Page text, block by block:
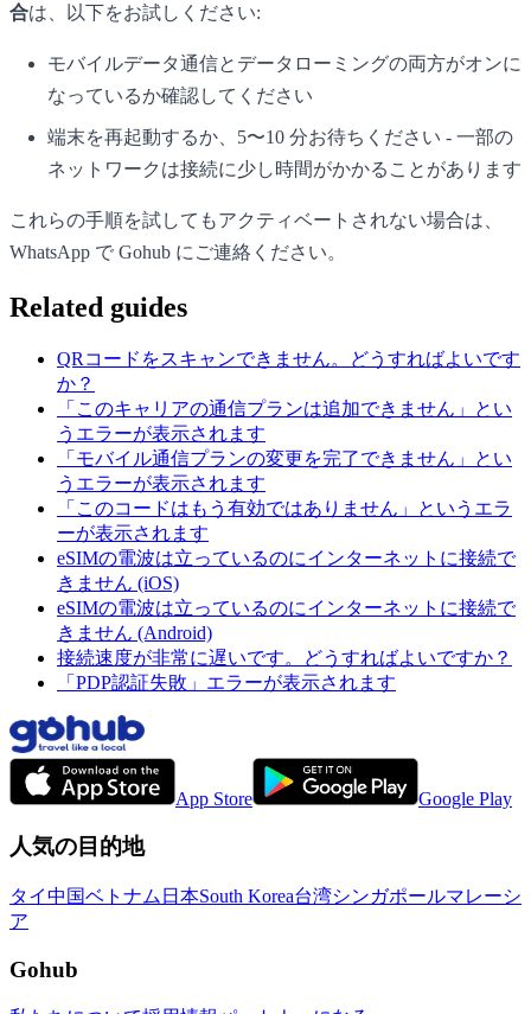
合は、以下をお試しください:
モバイルデータ通信とデータローミングの両方がオンに
なっているか確認してください
端末を再起動するか、5〜10 分お待ちください - 一部の
ネットワークは接続に少し時間がかかることがあります
これらの手順を試してもアクティベートされない場合は、
WhatsApp で Gohub にご連絡ください。
Related guides
QRコードをスキャンできません。どうすればよいです
か？
「このキャリアの通信プランは追加できません」とい
うエラーが表示されます
「モバイル通信プランの変更を完了できません」とい
うエラーが表示されます
「このコードはもう有効ではありません」というエラ
ーが表示されます
eSIMの電波は立っているのにインターネットに接続で
きません (iOS)
eSIMの電波は立っているのにインターネットに接続で
きません (Android)
接続速度が非常に遅いです。どうすればよいですか？
「PDP認証失敗」エラーが表示されます
App Store Google Play
人気の目的地
タイ中国ベトナム 日本South Korea台湾シンガポールマレーシ
ア
Gohub